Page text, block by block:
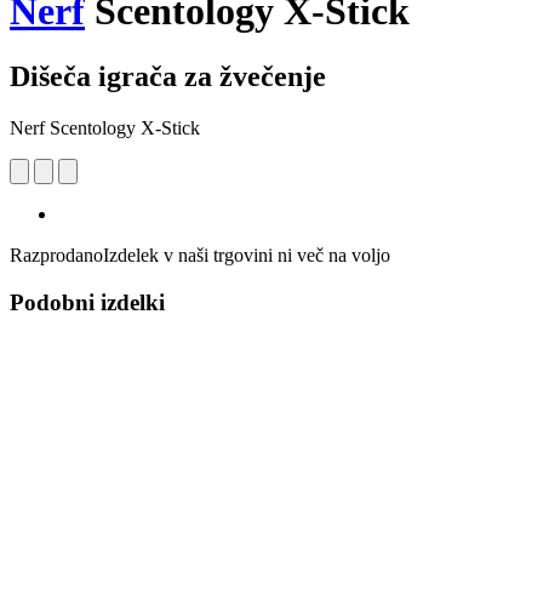
Nerf Scentology X-Stick
Dišeča igrača za žvečenje
Nerf Scentology X-Stick
RazprodanoIzdelek v naši trgovini ni več na voljo
Podobni izdelki